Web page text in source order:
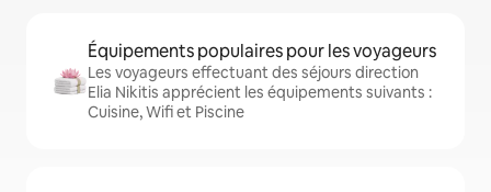
Équipements populaires pour les voyageurs
Les voyageurs effectuant des séjours direction
Elia Nikitis apprécient les équipements suivants :
Cuisine, Wifi et Piscine